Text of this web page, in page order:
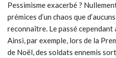
Pessimisme exacerbé ?
prémices d’un chaos que
reconnaître. Le passé cependant
Ainsi, par exemple, lors de la
de Noël, des soldats ennemis